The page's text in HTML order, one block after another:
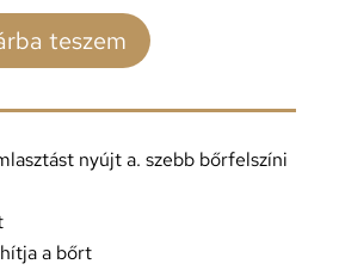
teszem
nyújt a. szebb bőrfelszíni
a bőrt